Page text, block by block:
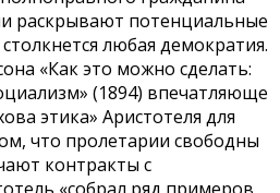
раскрывают потенциальные
любая демократия.
«Как это можно сделать:
(1894) впечатляюще
этика» Аристотеля для
что пролетарии свободны
контракты с